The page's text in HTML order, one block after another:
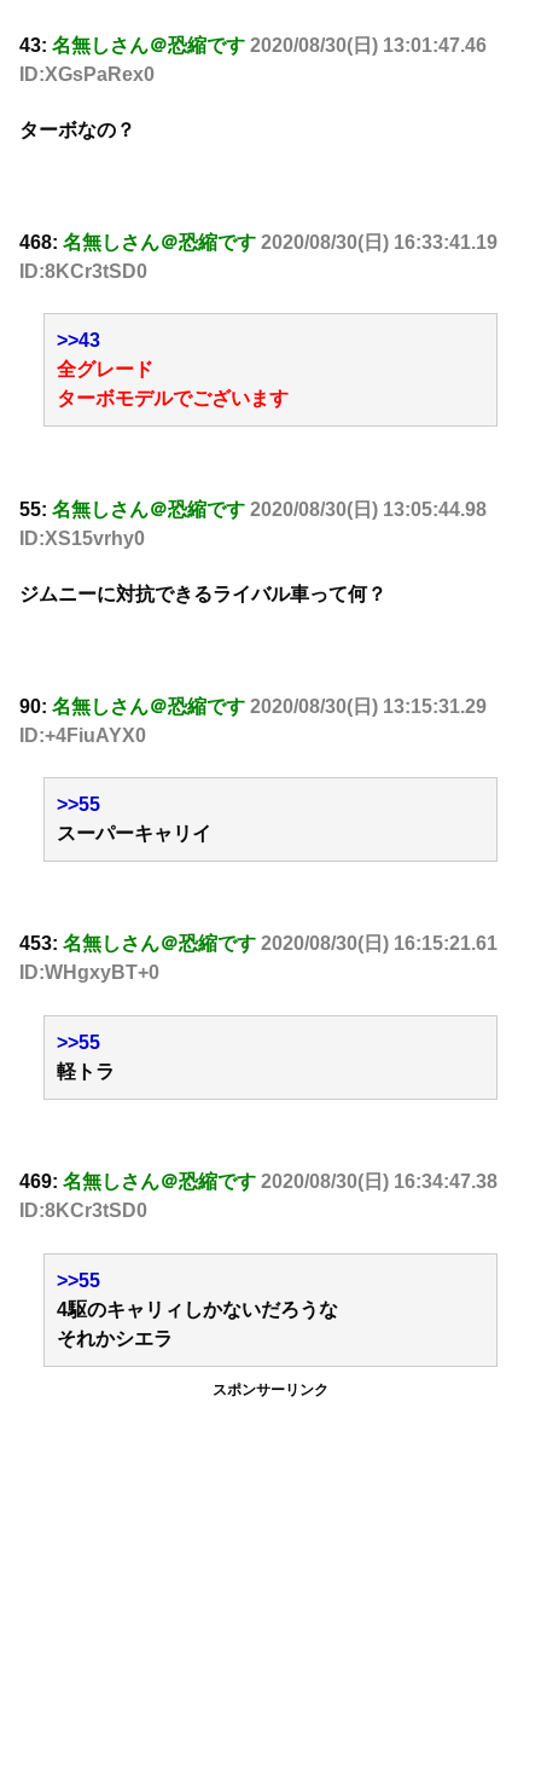
43: 名無しさん＠恐縮です 2020/08/30(日) 13:01:47.46
ID:XGsPaRex0
ターボなの？
468: 名無しさん＠恐縮です 2020/08/30(日) 16:33:41.19
ID:8KCr3tSD0
>>43
全グレード
ターボモデルでございます
55: 名無しさん＠恐縮です 2020/08/30(日) 13:05:44.98
ID:XS15vrhy0
ジムニーに対抗できるライバル車って何？
90: 名無しさん＠恐縮です 2020/08/30(日) 13:15:31.29
ID:+4FiuAYX0
>>55
スーパーキャリイ
453: 名無しさん＠恐縮です 2020/08/30(日) 16:15:21.61
ID:WHgxyBT+0
>>55
軽トラ
469: 名無しさん＠恐縮です 2020/08/30(日) 16:34:47.38
ID:8KCr3tSD0
>>55
4駆のキャリィしかないだろうな
それかシエラ
スポンサーリンク